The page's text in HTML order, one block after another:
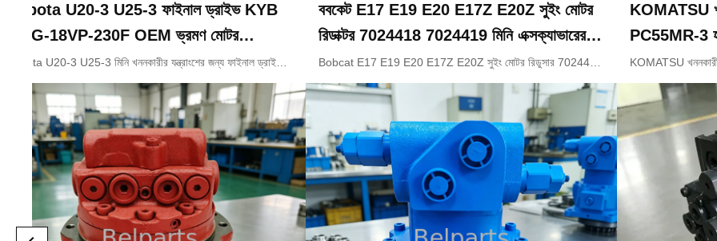
Kubota U20-3 U25-3 ফাইনাল ড্রাইভ KYB
MAG-18VP-230F OEM ভ্রমণ মোটর
B0240-18076 RB511-61290 RB559-
61290 RC157-78000 মিনি খননকারীর যন্ত্রাংশের
Kubota U20-3 U25-3 মিনি খননকারীর যন্ত্রাংশের জন্য ফাইনাল ড্রাইভ
61290 RB559-61290 RC157-78000
ববকেট E17 E19 E20 E17Z E20Z সুইং মোটর
রিডাক্টর 7024418 7024419 মিনি এক্সক্যাভারের
জন্য
Bobcat E17 E19 E20 E17Z E20Z সুইং মোটর রিডুসার 7024418
KOMATSU
PC55MR-3
18200 723-
KOMATSU